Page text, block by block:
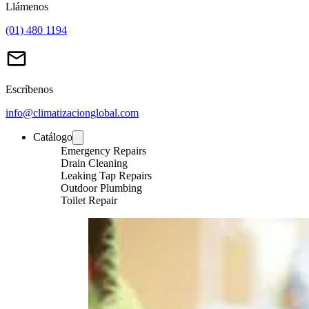
Llámenos
(01) 480 1194
Escríbenos
info@climatizacionglobal.com
Catálogo
Emergency Repairs
Drain Cleaning
Leaking Tap Repairs
Outdoor Plumbing
Toilet Repair